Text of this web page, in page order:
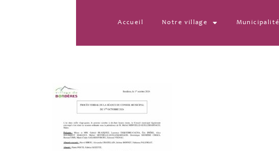
Accueil Notre village Municipalité